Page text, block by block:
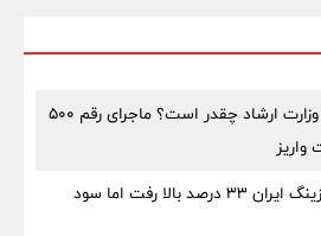
هدیه روز خبرنگار ۱۴۰۵ وزارت ارشاد چقدر است؟ ماجرای رقم ۵۰۰
معمای «ولیز»؛ درآمد لیزینگ ایران ۳۳ درصد بالا رفت اما سود